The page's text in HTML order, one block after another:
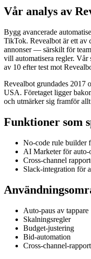
Vår analys av
Bygg avancerade
TikTok. Revealbot är ett av
annonser — särskilt för
vill automatisera regler. Vår
av 10 efter test mot
Revealbot grundades 2017
USA. Företaget ligger
och utmärker sig framför
Funktioner som
No-code rule builder
AI Marketer för auto-
Cross-channel
Slack-integration för
Auto-paus av tappare
Skalningsregler
Budget-justering
Bid-automation
Cross-channel-rapport